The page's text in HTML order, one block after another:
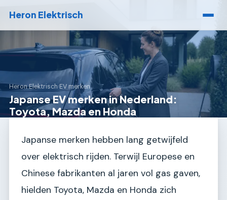
Heron Elektrisch
Heron Elektrisch›EV merken
Japanse EV merken in Nederland:
Toyota, Mazda en Honda
Japanse merken hebben lang getwijfeld
over elektrisch rijden. Terwijl Europese en
Chinese fabrikanten al jaren vol gas gaven,
hielden Toyota, Mazda en Honda zich